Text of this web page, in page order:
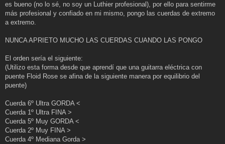
es bueno (no lo sé, no soy un Luthier profesional), por ello para sentirme
más profesional y confiado en mi mismo, pongo las cuerdas de extremo
a extremo.
NUNCA APRIETO MUCHO LAS CUERDAS CUANDO LAS PONGO
El orden sería el siguiente:
(Utilizo esta forma desde que aprendí que una guitarra eléctrica con
puente Floid Rose se afina de la siguiente manera por equilibrio del
puente)
Cuerda 6º Ultra GORDA <
Cuerda 1º Ultra FINA >
Cuerda 5º Muy GORDA <
Cuerda 2º Muy FINA >
Cuerda 4º Mediana Gorda >